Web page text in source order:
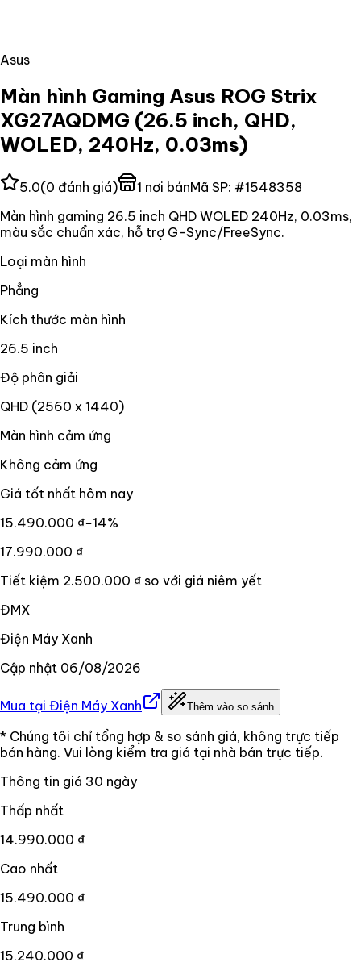
Asus
Màn hình Gaming Asus ROG Strix
XG27AQDMG (26.5 inch, QHD,
WOLED, 240Hz, 0.03ms)
5.0(0 đánh giá) 1 nơi bánMã SP: #1548358
Màn hình gaming 26.5 inch QHD WOLED 240Hz, 0.03ms,
màu sắc chuẩn xác, hỗ trợ G-Sync/FreeSync.
Loại màn hình
Phẳng
Kích thước màn hình
26.5 inch
Độ phân giải
QHD (2560 x 1440)
Màn hình cảm ứng
Không cảm ứng
Giá tốt nhất hôm nay
15.490.000 ₫−14%
17.990.000 ₫
Tiết kiệm 2.500.000 ₫ so với giá niêm yết
ĐMX
Điện Máy Xanh
Cập nhật 06/08/2026
Mua tại Điện Máy Xanh Thêm vào so sánh
* Chúng tôi chỉ tổng hợp & so sánh giá, không trực tiếp
bán hàng. Vui lòng kiểm tra giá tại nhà bán trực tiếp.
Thông tin giá 30 ngày
Thấp nhất
14.990.000 ₫
Cao nhất
15.490.000 ₫
Trung bình
15.240.000 ₫